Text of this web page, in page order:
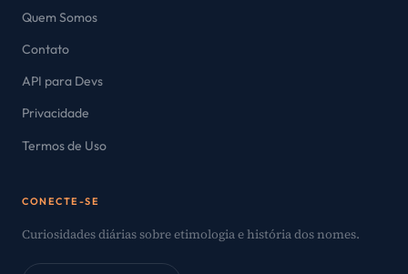
Quem Somos
Contato
API para Devs
Privacidade
Termos de Uso
CONECTE-SE
Curiosidades diárias sobre etimologia e história dos nomes.